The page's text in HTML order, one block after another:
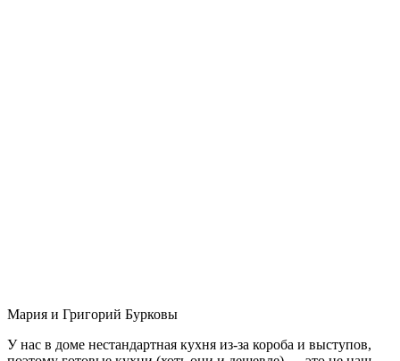
Мария и Григорий Бурковы
У нас в доме нестандартная кухня из-за короба и выступов,